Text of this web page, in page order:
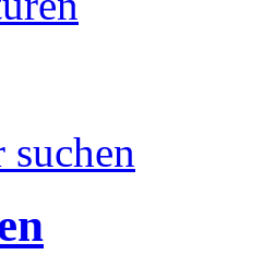
suchen